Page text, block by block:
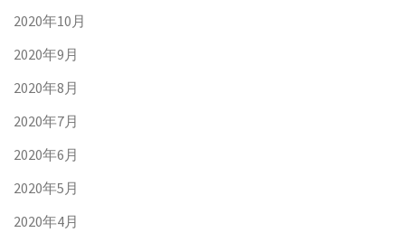
2020年10月
2020年9月
2020年8月
2020年7月
2020年6月
2020年5月
2020年4月